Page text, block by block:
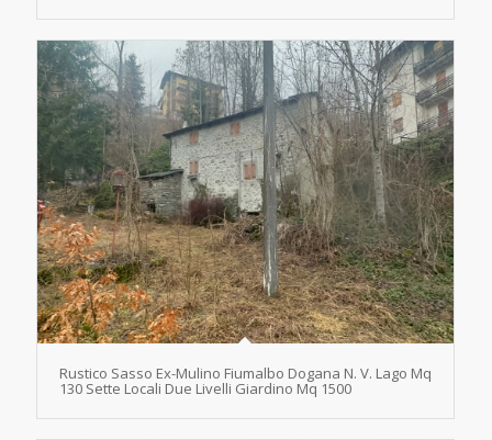
Rustico Sasso Ex-Mulino Fiumalbo Dogana N. V. Lago Mq
130 Sette Locali Due Livelli Giardino Mq 1500